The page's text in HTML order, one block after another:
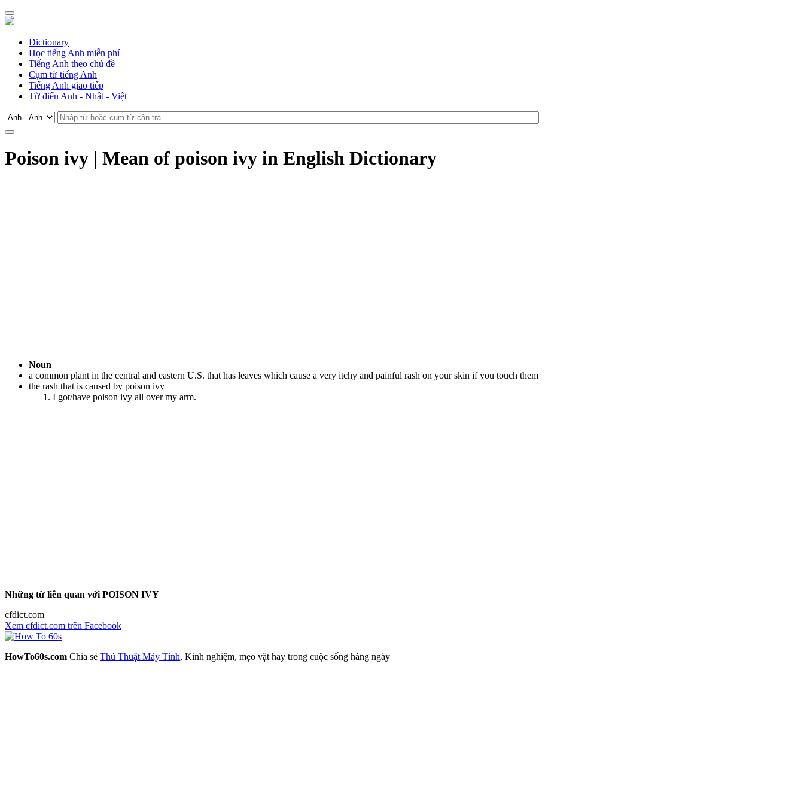
Dictionary
Học tiếng Anh miễn phí
Tiếng Anh theo chủ đề
Cụm từ tiếng Anh
Tiếng Anh giao tiếp
Từ điển Anh - Nhật - Việt
Poison ivy | Mean of poison ivy in English Dictionary
Noun
a common plant in the central and eastern U.S. that has leaves which cause a very itchy and painful rash on your skin if you touch them
the rash that is caused by poison ivy
I got/have poison ivy all over my arm.
Những từ liên quan với POISON IVY
cfdict.com
Xem cfdict.com trên Facebook
HowTo60s.com Chia sẻ Thủ Thuật Máy Tính, Kinh nghiệm, mẹo vặt hay trong cuộc sống hàng ngày